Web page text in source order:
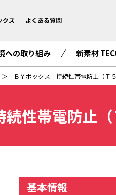
クス よくある質問
への取り組み 新素材
ＢＹボックス 持続性帯電防止（Ｔ５
性帯電防止（
基本情報